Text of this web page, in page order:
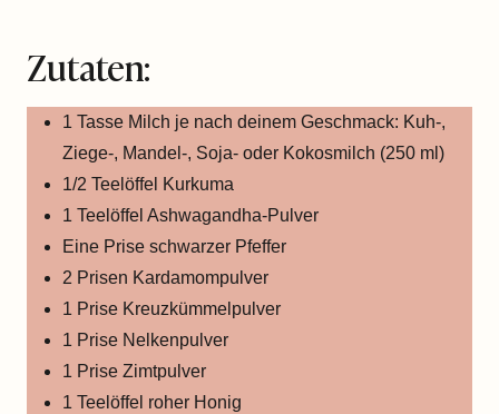
Zutaten:
1 Tasse Milch je nach deinem Geschmack: Kuh-,
Ziege-, Mandel-, Soja- oder Kokosmilch (250 ml)
1/2 Teelöffel Kurkuma
1 Teelöffel Ashwagandha-Pulver
Eine Prise schwarzer Pfeffer
2 Prisen Kardamompulver
1 Prise Kreuzkümmelpulver
1 Prise Nelkenpulver
1 Prise Zimtpulver
1 Teelöffel roher Honig